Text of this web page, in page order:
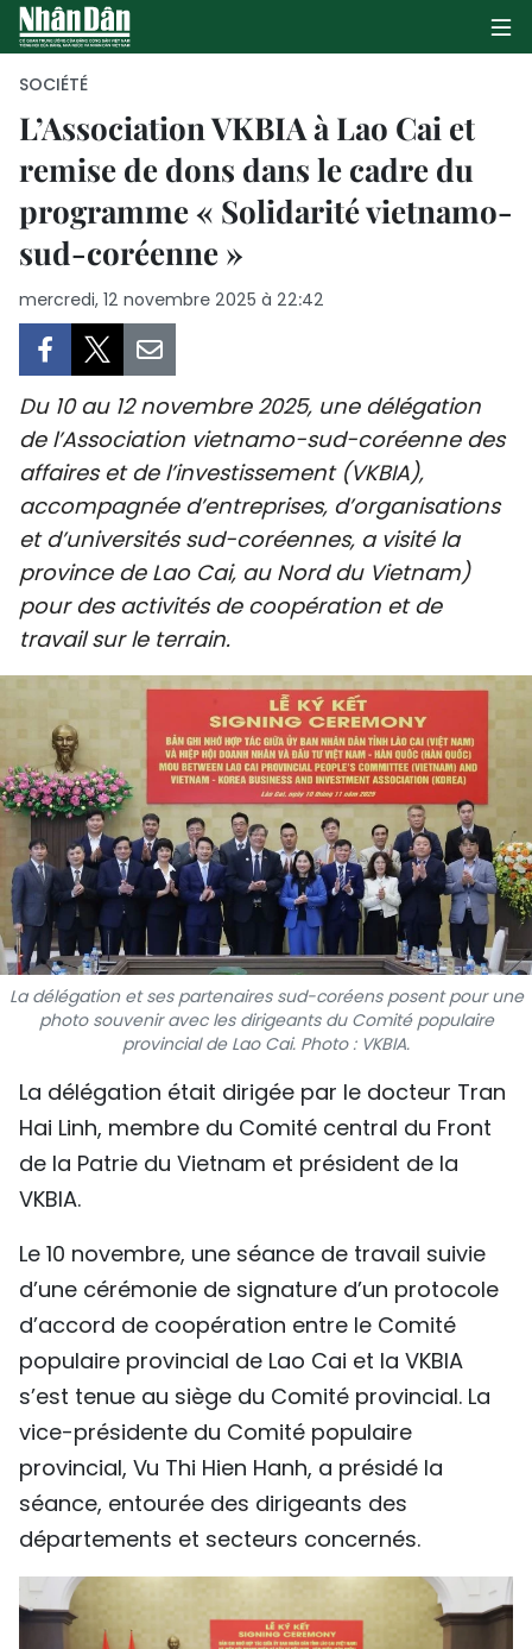
PAGE D'ACCUEIL
POLITIQUE
CULTURE
TOURISME
ENVIRONNEMENT
SPORT
FRANCOPHONIE
PAYS NATAL
INTERNATIONAL
MÉGASTORIE
INFOGRAPHIE
PHOTO
VIDÉO
À PROPOS DU "PEUPLE"
TIẾNG VIỆT
ENGLISH
РУССКИЙ
ESPAÑOL
SOCIÉTÉ
L’Association VKBIA à Lao Cai et
remise de dons dans le cadre du
programme « Solidarité vietnamo-
sud-coréenne »
mercredi, 12 novembre 2025 à 22:42
Du 10 au 12 novembre 2025, une délégation
de l’Association vietnamo-sud-coréenne des
affaires et de l’investissement (VKBIA),
accompagnée d’entreprises, d’organisations
et d’universités sud-coréennes, a visité la
province de Lao Cai, au Nord du Vietnam)
pour des activités de coopération et de
travail sur le terrain.
La délégation et ses partenaires sud-coréens posent pour une
photo souvenir avec les dirigeants du Comité populaire
provincial de Lao Cai. Photo : VKBIA.
La délégation était dirigée par le docteur Tran
Hai Linh, membre du Comité central du Front
de la Patrie du Vietnam et président de la
VKBIA.
Le 10 novembre, une séance de travail suivie
d’une cérémonie de signature d’un protocole
d’accord de coopération entre le Comité
populaire provincial de Lao Cai et la VKBIA
s’est tenue au siège du Comité provincial. La
vice-présidente du Comité populaire
provincial, Vu Thi Hien Hanh, a présidé la
séance, entourée des dirigeants des
départements et secteurs concernés.